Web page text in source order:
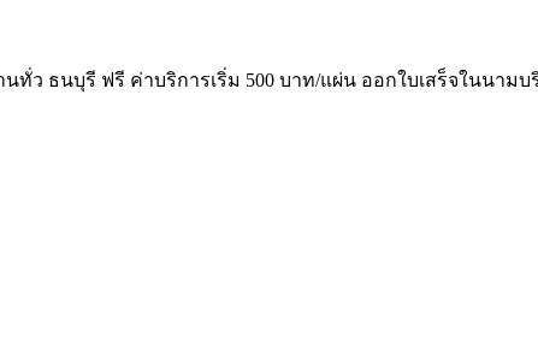
นทั่ว ธนบุรี ฟรี ค่าบริการเริ่ม 500 บาท/แผ่น ออกใบเสร็จในนาม